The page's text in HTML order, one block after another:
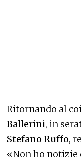
Ritornando al
Ballerini, in
Stefano Ruffo,
«Non ho notizie